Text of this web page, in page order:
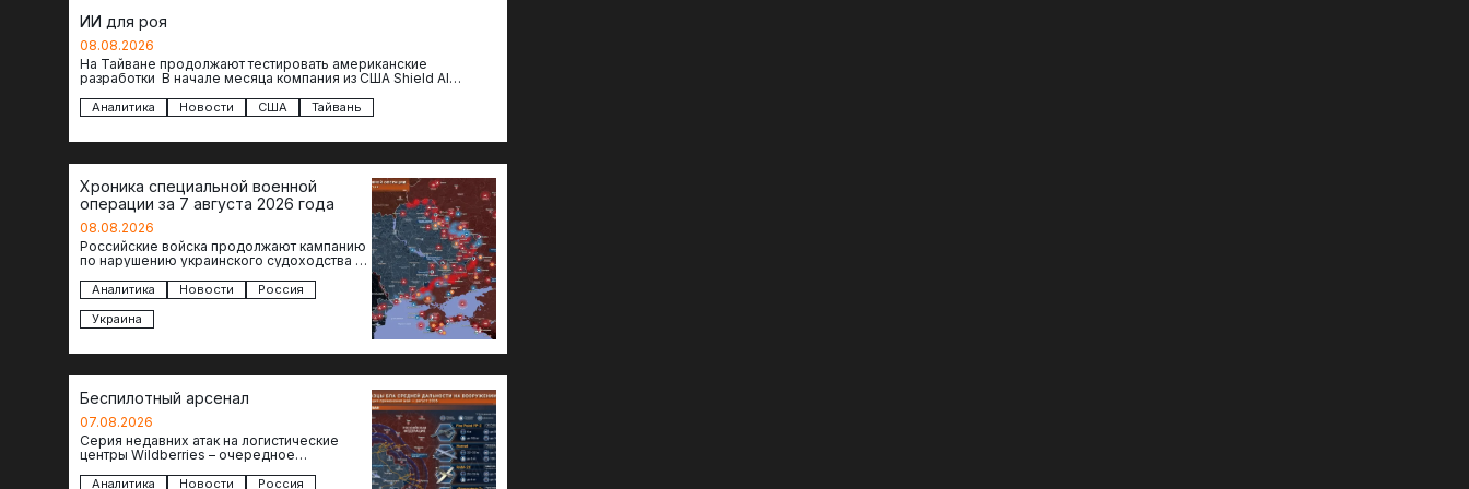
ИИ для роя
08.08.2026
На Тайване продолжают тестировать американские
разработки В начале месяца компания из США Shield AI
Аналитика Новости США Тайвань
Хроника специальной военной
операции за 7 августа 2026 года
08.08.2026
Российские войска продолжают кампанию
по нарушению украинского судоходства в
атакованы еще по меньшей мере два…
Аналитика Новости
Россия
Украина
Беспилотный арсенал
07.08.2026
Серия недавних атак на логистические
центры Wildberries – очередное
российского тыла. И суть здесь даже не…
Аналитика Новости Россия